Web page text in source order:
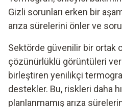
Gizli sorunları erken bir
arıza sürelerini önler ve
Sektörde güvenilir bir ortak
çözünürlüklü görüntüleri
birleştiren yenilikçi
destekler. Bu, riskleri daha
planlanmamış arıza